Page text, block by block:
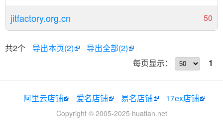
jitfactory.org.cn 50
共2个 导出本页(2)
导出全部(2)
每页显示：
1
阿里云店铺 爱名店铺 易名店铺 17ex店铺
Copyright © 2005-2025 huatian.net